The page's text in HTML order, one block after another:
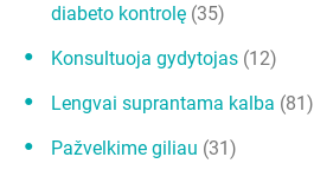
ų
diabeto kontrolę (35)
Konsultuoja gydytojas (12)
Lengvai suprantama kalba (81)
Pažvelkime giliau (31)